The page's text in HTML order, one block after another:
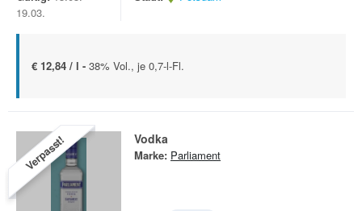
19.03.
€ 12,84 / l - 38% Vol., je 0,7-l-Fl.
Verpasst! Vodka
Marke: Parliament